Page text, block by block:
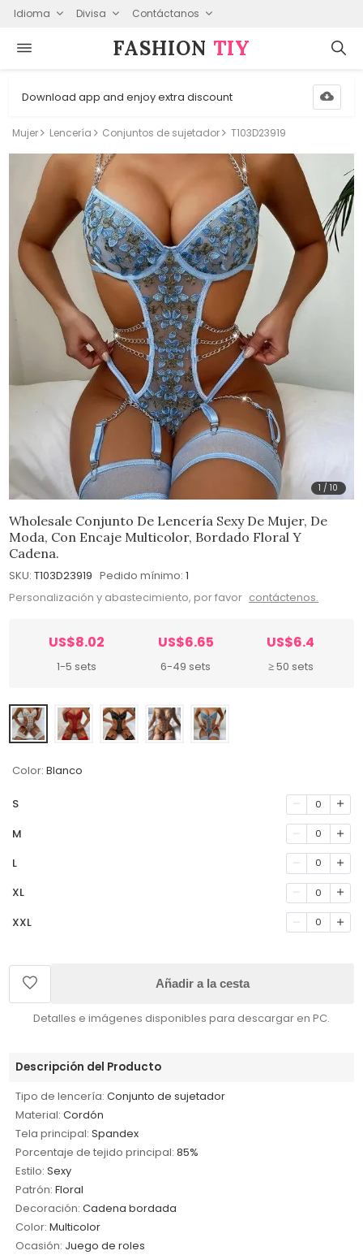
Idioma Divisa Contáctanos
FASHION⁠ TIY
Download app and enjoy extra discount
Mujer Lencería Conjuntos de sujetador T103D23919
1 /10
Wholesale Conjunto De Lencería Sexy De Mujer, De
Moda, Con Encaje Multicolor, Bordado Floral Y
Cadena.
SKU: T103D23919 Pedido mínimo: 1
Personalización y abastecimiento, por favor contáctenos.
US$8.02
1-5 sets
US$6.65
6-49 sets
US$6.4
≥ 50 sets
Color: Blanco
S 0
M 0
L 0
XL 0
XXL 0
Añadir a la cesta
Detalles e imágenes disponibles para descargar en PC.
Descripción del Producto
Tipo de lencería: Conjunto de sujetador
Material: Cordón
Tela principal: Spandex
Porcentaje de tejido principal: 85%
Estilo: Sexy
Patrón: Floral
Decoración: Cadena bordada
Color: Multicolor
Ocasión: Juego de roles